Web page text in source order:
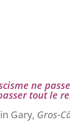
ne
tout le
Gary, Gros-